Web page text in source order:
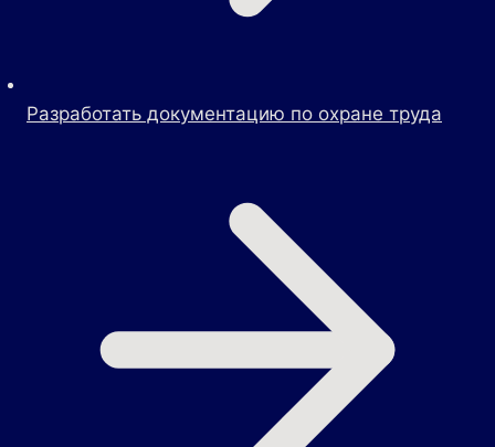
Разработать документацию по охране труда